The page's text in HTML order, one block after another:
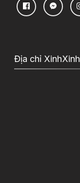
Địa chỉ XinhXinh